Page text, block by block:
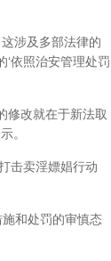
涉及多部法律的
依照治安管理处罚
改就在于新法取
。
击卖淫嫖娼行动
和处罚的审慎态